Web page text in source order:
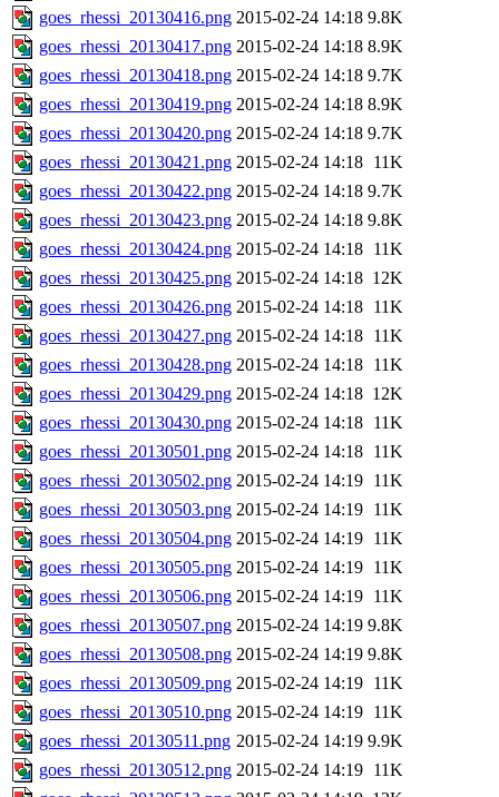
goes_rhessi_20130416.png 2015-02-24 14:18 9.8K
goes_rhessi_20130417.png 2015-02-24 14:18 8.9K
goes_rhessi_20130418.png 2015-02-24 14:18 9.7K
goes_rhessi_20130419.png 2015-02-24 14:18 8.9K
goes_rhessi_20130420.png 2015-02-24 14:18 9.7K
goes_rhessi_20130421.png 2015-02-24 14:18 11K
goes_rhessi_20130422.png 2015-02-24 14:18 9.7K
goes_rhessi_20130423.png 2015-02-24 14:18 9.8K
goes_rhessi_20130424.png 2015-02-24 14:18 11K
goes_rhessi_20130425.png 2015-02-24 14:18 12K
goes_rhessi_20130426.png 2015-02-24 14:18 11K
goes_rhessi_20130427.png 2015-02-24 14:18 11K
goes_rhessi_20130428.png 2015-02-24 14:18 11K
goes_rhessi_20130429.png 2015-02-24 14:18 12K
goes_rhessi_20130430.png 2015-02-24 14:18 11K
goes_rhessi_20130501.png 2015-02-24 14:18 11K
goes_rhessi_20130502.png 2015-02-24 14:19 11K
goes_rhessi_20130503.png 2015-02-24 14:19 11K
goes_rhessi_20130504.png 2015-02-24 14:19 11K
goes_rhessi_20130505.png 2015-02-24 14:19 11K
goes_rhessi_20130506.png 2015-02-24 14:19 11K
goes_rhessi_20130507.png 2015-02-24 14:19 9.8K
goes_rhessi_20130508.png 2015-02-24 14:19 9.8K
goes_rhessi_20130509.png 2015-02-24 14:19 11K
goes_rhessi_20130510.png 2015-02-24 14:19 11K
goes_rhessi_20130511.png 2015-02-24 14:19 9.9K
goes_rhessi_20130512.png 2015-02-24 14:19 11K